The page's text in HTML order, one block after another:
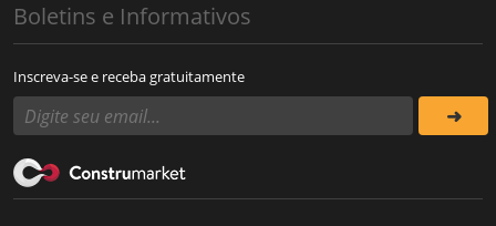
Boletins e Informativos
Inscreva-se e receba gratuitamente